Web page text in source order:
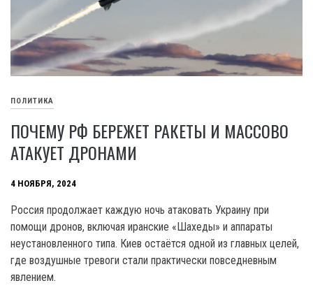
ПОЛИТИКА
ПОЧЕМУ РФ БЕРЕЖЕТ РАКЕТЫ И МАССОВО
АТАКУЕТ ДРОНАМИ
4 НОЯБРЯ, 2024
Россия продолжает каждую ночь атаковать Украину при
помощи дронов, включая иранские «Шахеды» и аппараты
неустановленного типа. Киев остаётся одной из главных целей,
где воздушные тревоги стали практически повседневным
явлением.